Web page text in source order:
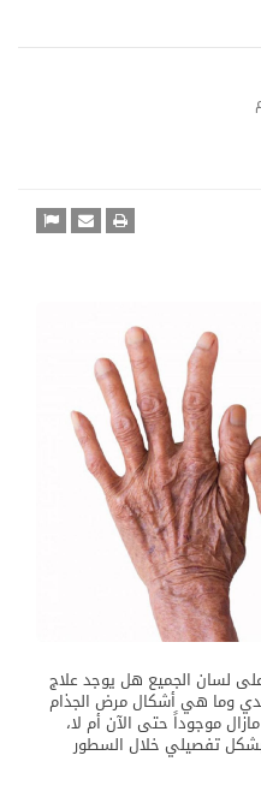
لسان الجميع هل يوجد علاج
وما هي أشكال مرض الجذام
موجوداً حتى الآن أم لا،
تفصيلي خلال السطور